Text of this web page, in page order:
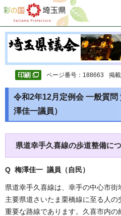
彩の国 埼玉県
ページ番号：188663 掲
令和2年12月定例会 一般質
澤佳一議員）
県道幸手久喜線の歩道整備に
Q 梅澤佳一 議員（自民）
県道幸手久喜線は、幸手の中心市街
主要県道さいたま栗橋線に至る人
重要な路線であります。久喜市内